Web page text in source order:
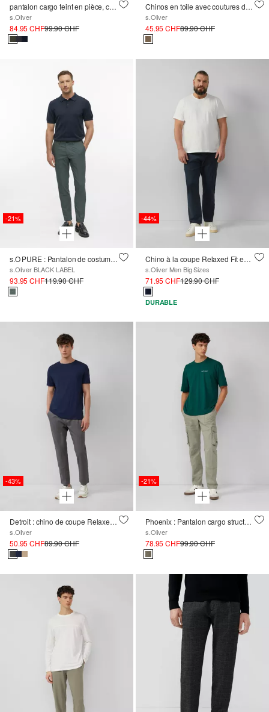
pantalon cargo teint en pièce, coupe Straight Leg
s.Oliver
84.95 CHF99.90 CHF
Chinos en toile avec coutures détaillées
s.Oliver
45.95 CHF89.90 CHF
-21%
s.O PURE : Pantalon de costume au tissage fin
s.Oliver BLACK LABEL
93.95 CHF119.90 CHF
-44%
Chino à la coupe Relaxed Fit en coton stretch
s.Oliver Men Big Sizes
71.95 CHF129.90 CHF
DURABLE
-43%
Detroit : chino de coupe Relaxed Fit en lin mélangé à ceinture élastique
s.Oliver
50.95 CHF89.90 CHF
-21%
Phoenix : Pantalon cargo structuré en coton mélangé
s.Oliver
78.95 CHF99.90 CHF